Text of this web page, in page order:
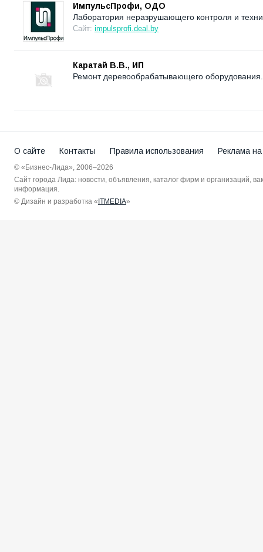
ИмпульсПрофи, ОДО
Лаборатория неразрушающего контроля и
Сайт: impulsprofi.deal.by
Каратай В.В., ИП
Ремонт деревообрабатывающего оборудования.
О сайте Контакты Правила использования Реклама
© «Бизнес-Лида», 2006–2026
Сайт города Лида: новости, объявления, каталог фирм и организаций,
информация.
© Дизайн и разработка «ITMEDIA»